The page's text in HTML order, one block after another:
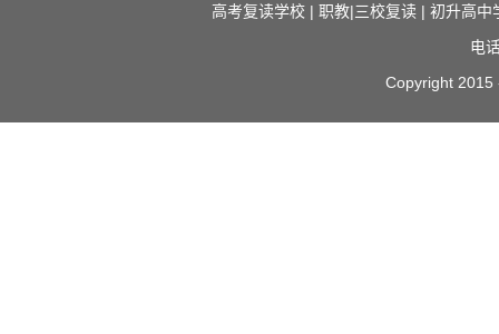
高考复读学校| 职教|三校复读| 初升高中
电
Copyright